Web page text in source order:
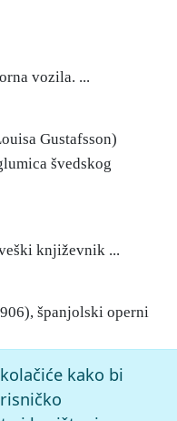
vozila. ...
Gustafsson)
švedskog
književnik ...
španjolski operni
26 27 28 29 30
vrijeme izvršavanja
kako bi